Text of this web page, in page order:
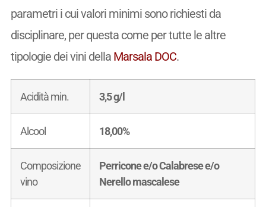
parametri i cui valori minimi sono richiesti da
disciplinare, per questa come per tutte le altre
tipologie dei vini della Marsala DOC.
Acidità min. 3,5 g/l
Alcool 18,00%
Composizione
vino
Perricone e/o Calabrese e/o
Nerello mascalese